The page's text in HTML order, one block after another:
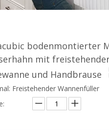
bodenmontierter
mit
und Handbrause
Freistehender Wannenfüller